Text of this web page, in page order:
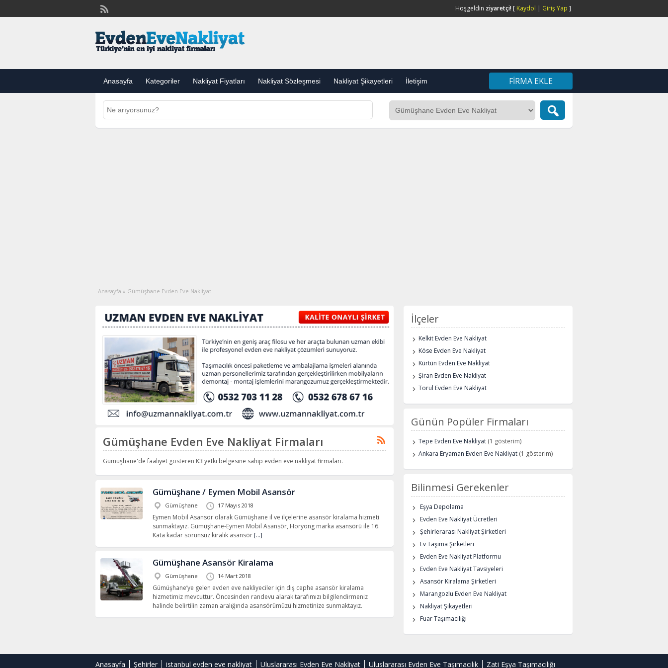
Hoşgeldin ziyaretçi! [ Kaydol | Giriş Yap ]
Anasayfa Kategoriler Nakliyat Fiyatları Nakliyat Sözleşmesi Nakliyat Şikayetleri İletişim FIRMA EKLE
Anasayfa » Gümüşhane Evden Eve Nakliyat
Gümüşhane Evden Eve Nakliyat Firmaları
Gümüşhane'de faaliyet gösteren K3 yetki belgesine sahip evden eve nakliyat firmaları.
Gümüşhane / Eymen Mobil Asansör
Gümüşhane 17 Mayıs 2018
Eymen Mobil Asansör olarak Gümüşhane il ve ilçelerine asansör kiralama hizmeti
sunmaktayız. Gümüşhane-Eymen Mobil Asansör, Horyong marka asansörü ile 16.
Kata kadar sorunsuz kiralık asansör […]
Gümüşhane Asansör Kiralama
Gümüşhane 14 Mart 2018
Gümüşhane’ye gelen evden eve nakliyeciler için dış cephe asansör kiralama
hizmetimiz mevcuttur. Öncesinden randevu alarak tarafımızı bilgilendirmeniz
halinde belirtilin zaman aralığında asansörümüzü hizmetinize sunmaktayız.
İlçeler
Kelkit Evden Eve Nakliyat
Köse Evden Eve Nakliyat
Kürtün Evden Eve Nakliyat
Şiran Evden Eve Nakliyat
Torul Evden Eve Nakliyat
Günün Popüler Firmaları
Tepe Evden Eve Nakliyat (1 gösterim)
Ankara Eryaman Evden Eve Nakliyat (1 gösterim)
Bilinmesi Gerekenler
Eşya Depolama
Evden Eve Nakliyat Ücretleri
Şehirlerarası Nakliyat Şirketleri
Ev Taşıma Şirketleri
Evden Eve Nakliyat Platformu
Evden Eve Nakliyat Tavsiyeleri
Asansör Kiralama Şirketleri
Marangozlu Evden Eve Nakliyat
Nakliyat Şikayetleri
Fuar Taşımacılığı
Anasayfa Şehirler istanbul evden eve nakliyat Uluslararası Evden Eve Nakliyat Uluslararası Evden Eve Taşımacılık Zati Eşya Taşımacılığı